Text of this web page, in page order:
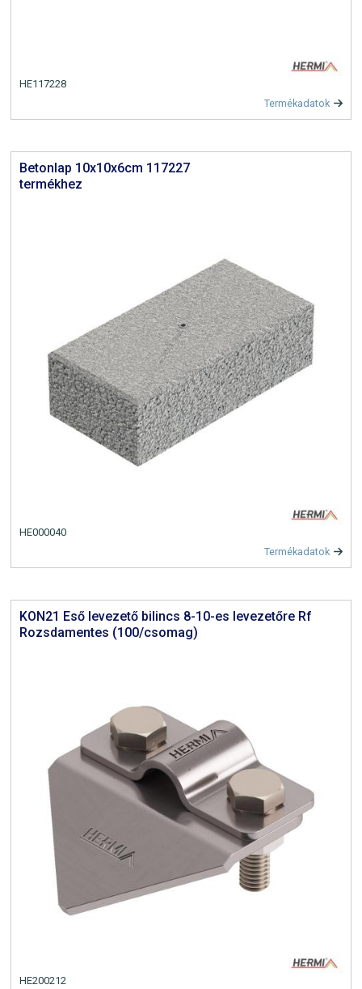
HE117228
Termékadatok
Betonlap 10x10x6cm 117227
termékhez
HE000040
Termékadatok
KON21 Eső levezető bilincs 8-10-es levezetőre Rf
Rozsdamentes (100/csomag)
HE200212